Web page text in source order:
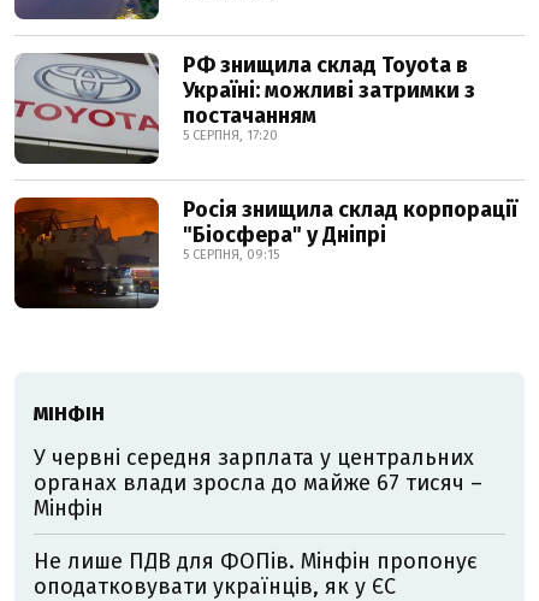
РФ знищила склад Toyota в
Україні: можливі затримки з
постачанням
5 СЕРПНЯ, 17:20
Росія знищила склад корпорації
"Біосфера" у Дніпрі
5 СЕРПНЯ, 09:15
МІНФІН
У червні середня зарплата у центральних
органах влади зросла до майже 67 тисяч –
Мінфін
Не лише ПДВ для ФОПів. Мінфін пропонує
оподатковувати українців, як у ЄС